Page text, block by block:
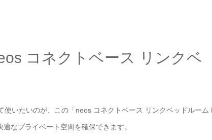
コネクトベース リンクベ
使いたいのが、この「neos コネクトベース リンクベッドルーム
なプライベート空間を確保できます。